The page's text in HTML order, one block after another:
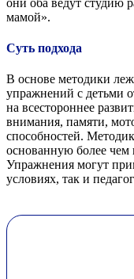
мамой».
Суть подхода
В основе методики
упражнений с детьми
на всестороннее
внимания, памяти,
способностей.
основанную более чем
Упражнения могут
условиях, так и